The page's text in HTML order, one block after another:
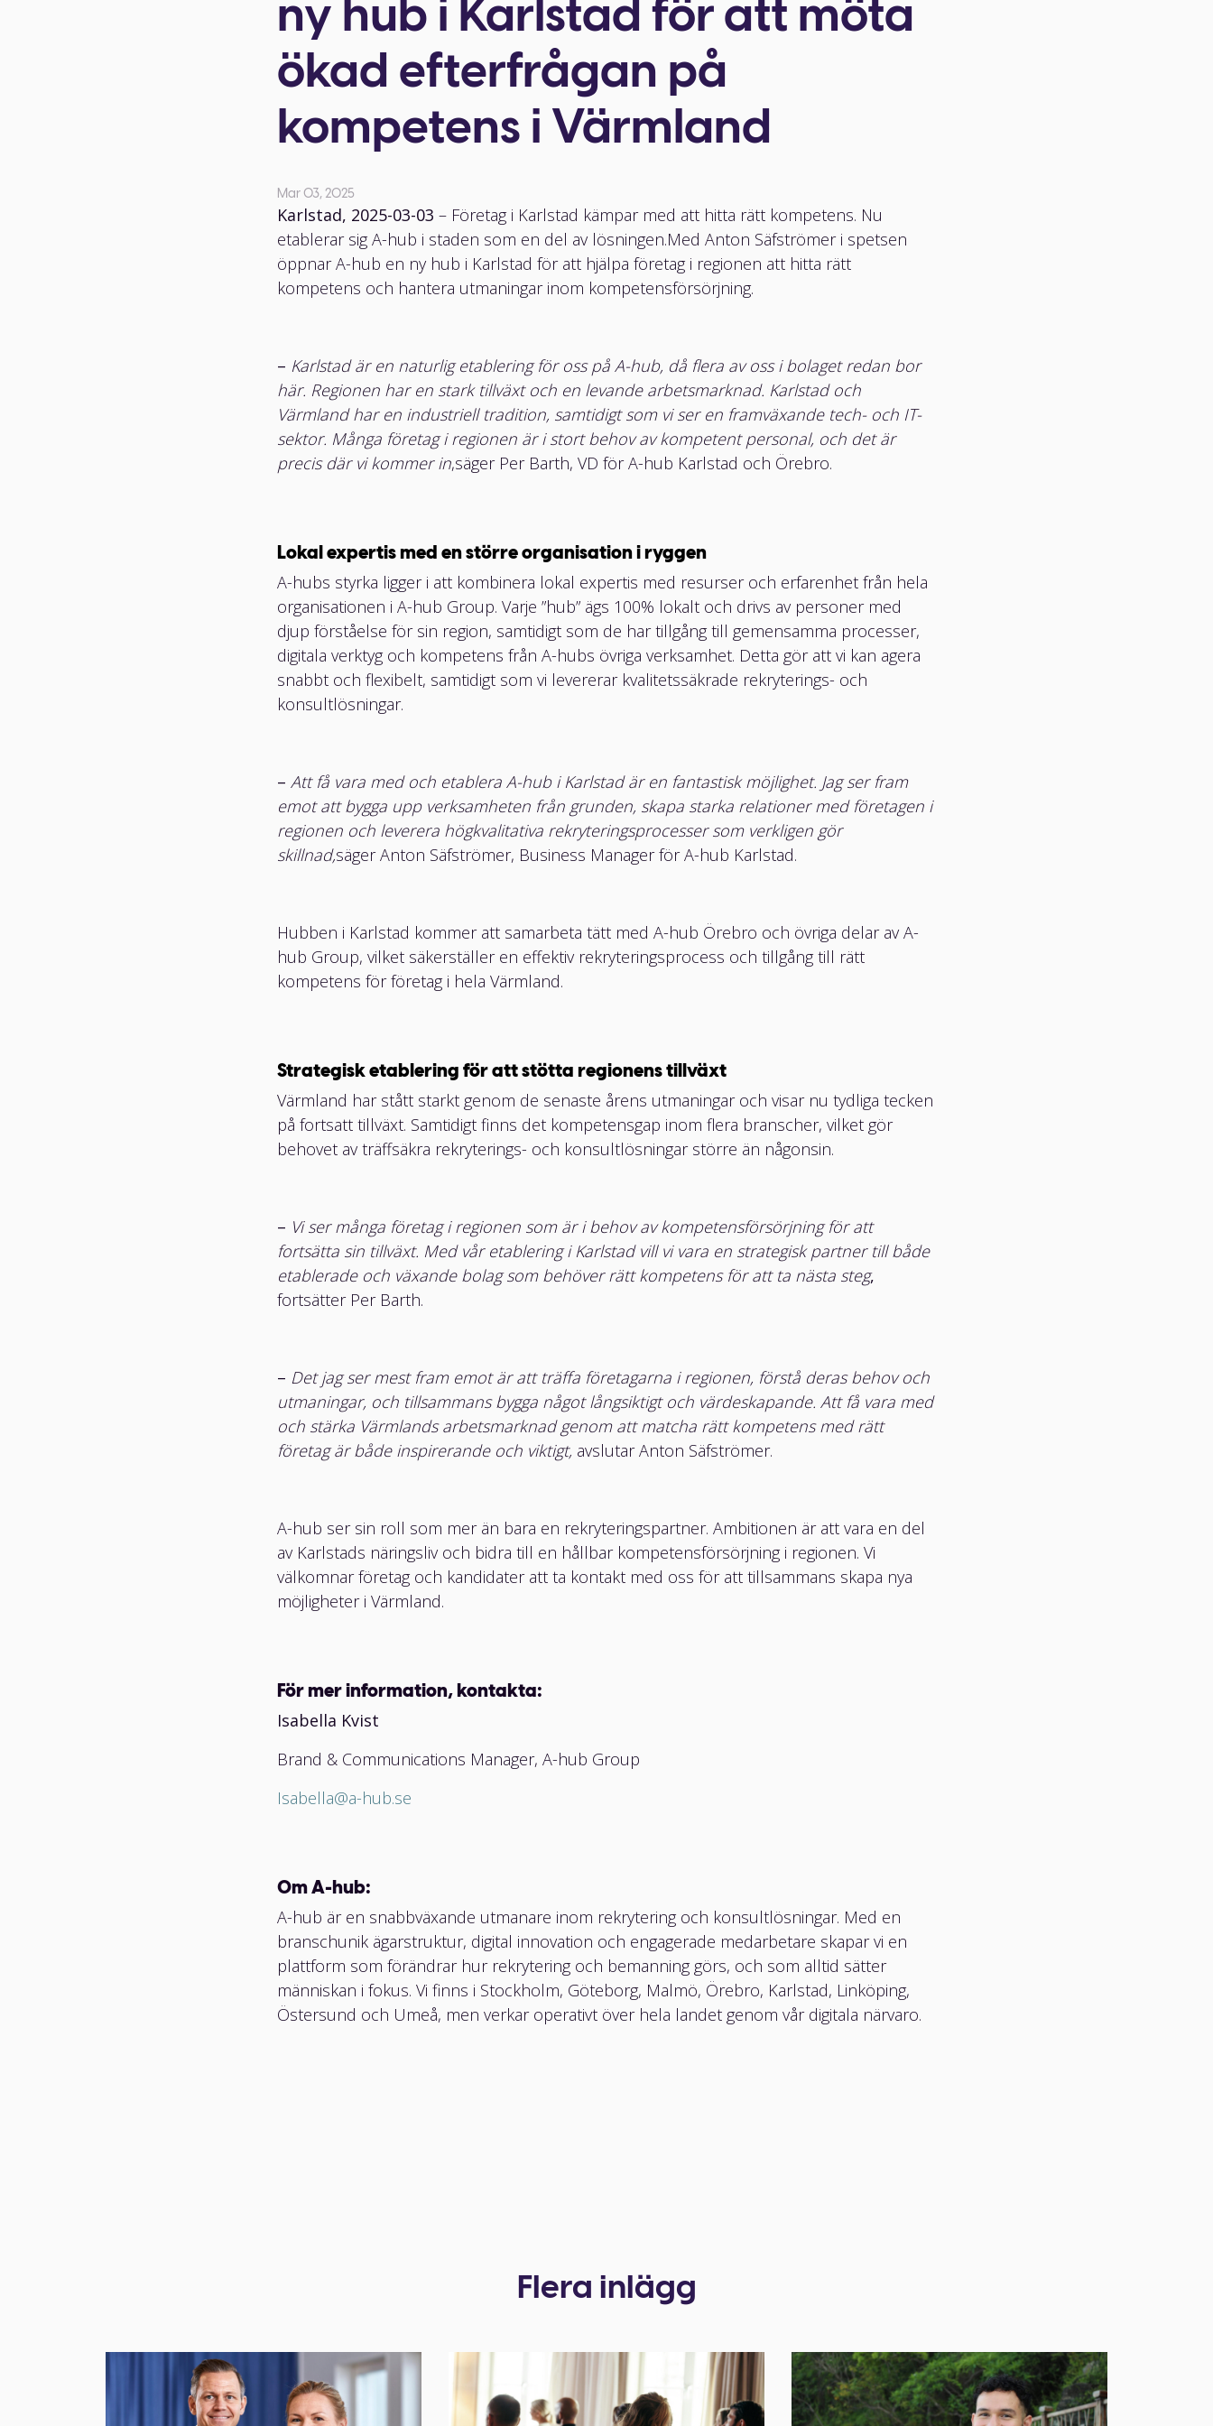
ny hub i Karlstad för att möta
ökad efterfrågan på
kompetens i Värmland
Mar 03, 2025
Karlstad, 2025-03-03 – Företag i Karlstad kämpar med att hitta rätt kompetens. Nu
etablerar sig A-hub i staden som en del av lösningen.Med Anton Säfströmer i spetsen
öppnar A-hub en ny hub i Karlstad för att hjälpa företag i regionen att hitta rätt
kompetens och hantera utmaningar inom kompetensförsörjning.
– Karlstad är en naturlig etablering för oss på A-hub, då flera av oss i bolaget redan bor
här. Regionen har en stark tillväxt och en levande arbetsmarknad. Karlstad och
Värmland har en industriell tradition, samtidigt som vi ser en framväxande tech- och IT-
sektor. Många företag i regionen är i stort behov av kompetent personal, och det är
precis där vi kommer in,säger Per Barth, VD för A-hub Karlstad och Örebro.
Lokal expertis med en större organisation i ryggen
A-hubs styrka ligger i att kombinera lokal expertis med resurser och erfarenhet från hela
organisationen i A-hub Group. Varje ”hub” ägs 100% lokalt och drivs av personer med
djup förståelse för sin region, samtidigt som de har tillgång till gemensamma processer,
digitala verktyg och kompetens från A-hubs övriga verksamhet. Detta gör att vi kan agera
snabbt och flexibelt, samtidigt som vi levererar kvalitetssäkrade rekryterings- och
konsultlösningar.
– Att få vara med och etablera A-hub i Karlstad är en fantastisk möjlighet. Jag ser fram
emot att bygga upp verksamheten från grunden, skapa starka relationer med företagen i
regionen och leverera högkvalitativa rekryteringsprocesser som verkligen gör
skillnad,säger Anton Säfströmer, Business Manager för A-hub Karlstad.
Hubben i Karlstad kommer att samarbeta tätt med A-hub Örebro och övriga delar av A-
hub Group, vilket säkerställer en effektiv rekryteringsprocess och tillgång till rätt
kompetens för företag i hela Värmland.
Strategisk etablering för att stötta regionens tillväxt
Värmland har stått starkt genom de senaste årens utmaningar och visar nu tydliga tecken
på fortsatt tillväxt. Samtidigt finns det kompetensgap inom flera branscher, vilket gör
behovet av träffsäkra rekryterings- och konsultlösningar större än någonsin.
– Vi ser många företag i regionen som är i behov av kompetensförsörjning för att
fortsätta sin tillväxt. Med vår etablering i Karlstad vill vi vara en strategisk partner till både
etablerade och växande bolag som behöver rätt kompetens för att ta nästa steg,
fortsätter Per Barth.
– Det jag ser mest fram emot är att träffa företagarna i regionen, förstå deras behov och
utmaningar, och tillsammans bygga något långsiktigt och värdeskapande. Att få vara med
och stärka Värmlands arbetsmarknad genom att matcha rätt kompetens med rätt
företag är både inspirerande och viktigt, avslutar Anton Säfströmer.
A-hub ser sin roll som mer än bara en rekryteringspartner. Ambitionen är att vara en del
av Karlstads näringsliv och bidra till en hållbar kompetensförsörjning i regionen. Vi
välkomnar företag och kandidater att ta kontakt med oss för att tillsammans skapa nya
möjligheter i Värmland.
För mer information, kontakta:
Isabella Kvist
Brand & Communications Manager, A-hub Group
Isabella@a-hub.se
Om A-hub:
A-hub är en snabbväxande utmanare inom rekrytering och konsultlösningar. Med en
branschunik ägarstruktur, digital innovation och engagerade medarbetare skapar vi en
plattform som förändrar hur rekrytering och bemanning görs, och som alltid sätter
människan i fokus. Vi finns i Stockholm, Göteborg, Malmö, Örebro, Karlstad, Linköping,
Östersund och Umeå, men verkar operativt över hela landet genom vår digitala närvaro.
Flera inlägg
Våra lösningar
Lediga jobb
Konsult på A-hub
Kontakta oss
KONTAKTA OSS
info@a-hub.se
Facebook
Instagram
Miljöpolicy
Kvalitetspolicy
Arbetsmiljöpolicy
Logga in